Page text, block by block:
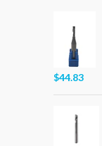
$44.83